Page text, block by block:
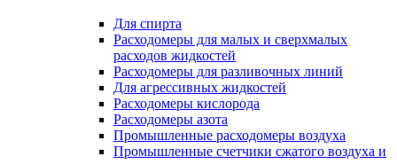
Для спирта
Расходомеры для малых и сверхмалых
расходов жидкостей
Расходомеры для разливочных линий
Для агрессивных жидкостей
Расходомеры кислорода
Расходомеры азота
Промышленные расходомеры воздуха
Промышленные счетчики сжатого воздуха и